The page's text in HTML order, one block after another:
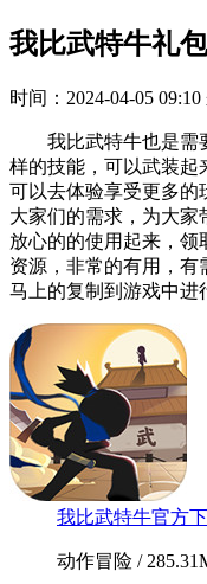
我比武特牛礼
时间：2024-04-05 09:10
我比武特牛也是需要
样的技能，可以武装起
可以去体验享受更多的
大家们的需求，为大家
放心的的使用起来，领
资源，非常的有用，有
马上的复制到游戏中进
我比武特牛官方
动作冒险 /